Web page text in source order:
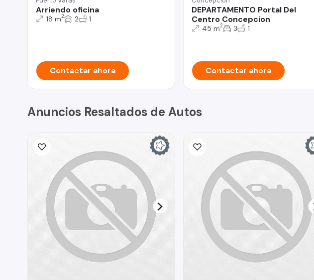
Arriendo oficina
18 m2 2 1
Contactar ahora
DEPARTAMENTO Portal Del
Centro Concepcion
45 m2 3 1
Contactar ahora
Anuncios Resaltados de Autos